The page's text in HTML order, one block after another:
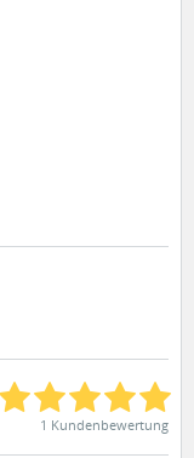
1 Kundenbewertung